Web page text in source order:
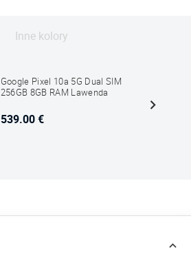
Inne kolory
Google Pixel 10a 5G Dual SIM
256GB 8GB RAM Lawenda
539.00 €